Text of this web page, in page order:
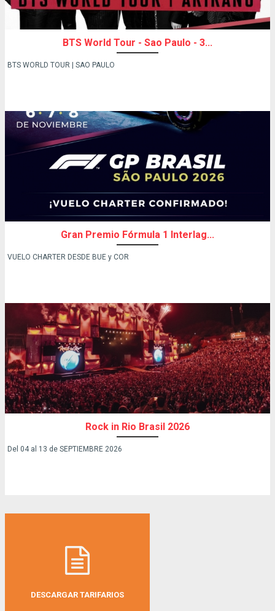
BTS World Tour - Sao Paulo - 3...
BTS WORLD TOUR | SAO PAULO
Gran Premio Fórmula 1 Interlag...
VUELO CHARTER DESDE BUE y COR
Rock in Rio Brasil 2026
Del 04 al 13 de SEPTIEMBRE 2026
DESCARGAR TARIFARIOS